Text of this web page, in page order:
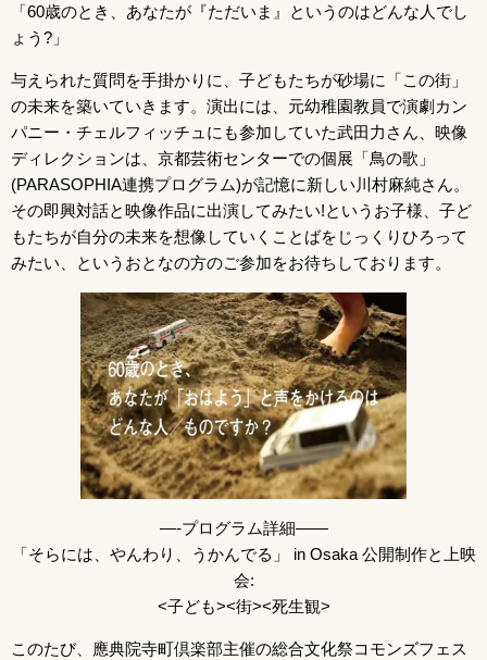
「60歳のとき、あなたが『ただいま』というのはどんな人でし
ょう?」
与えられた質問を手掛かりに、子どもたちが砂場に「この街」
の未来を築いていきます。演出には、元幼稚園教員で演劇カン
パニー・チェルフィッチュにも参加していた武田力さん、映像
ディレクションは、京都芸術センターでの個展「鳥の歌」
(PARASOPHIA連携プログラム)が記憶に新しい川村麻純さん。
その即興対話と映像作品に出演してみたい!というお子様、子ど
もたちが自分の未来を想像していくことばをじっくりひろって
みたい、というおとなの方のご参加をお待ちしております。
—-プログラム詳細——
「そらには、やんわり、うかんでる」 in Osaka 公開制作と上映
会:
<子ども><街><死生観>
このたび、應典院寺町倶楽部主催の総合文化祭コモンズフェス